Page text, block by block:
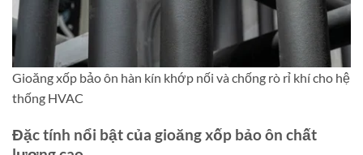
Gioăng xốp bảo ôn hàn kín khớp nối và chống rò rỉ khí cho hệ
thống HVAC
Đặc tính nổi bật của gioăng xốp bảo ôn chất